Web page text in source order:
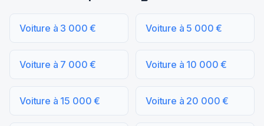
Voiture à 3 000 € Voiture à 5 000 €
Voiture à 7 000 € Voiture à 10 000 €
Voiture à 15 000 € Voiture à 20 000 €